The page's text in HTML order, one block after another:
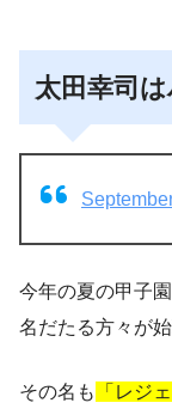
太田幸司
今年の夏の甲子
名だたる方々が
その名も 「レジ